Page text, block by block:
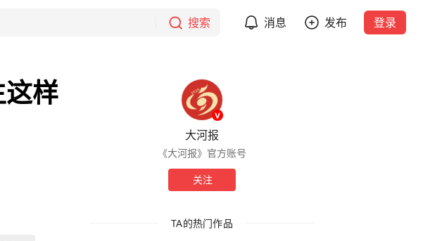
搜索 消息 发布 登录
样
大河报
《大河报》官方账号
关注
TA的热门作品